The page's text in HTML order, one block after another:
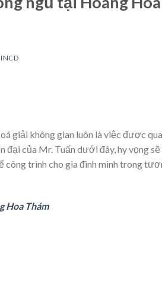
giải không gian luôn là việc được
đại của Mr. Tuấn dưới đây, hy vọng sẽ
công trình cho gia đình mình trong
Hoa Thám